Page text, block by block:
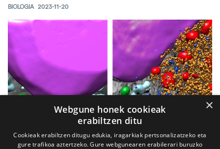
BIOLOGIA 2023-11-20
×
Webgune honek cookieak
erabiltzen ditu
Cookieak erabiltzen ditugu edukia, iragarkiak pertsonalizatzeko eta
gure trafikoa aztertzeko. Gure webgunearen erabilerari buruzko